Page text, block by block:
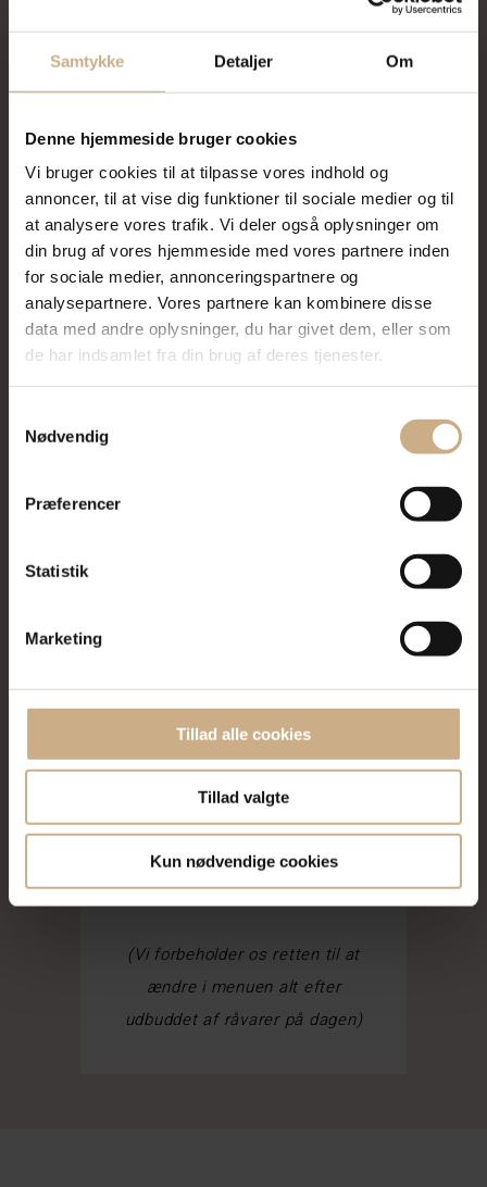
Samtykke Detaljer Om
Denne hjemmeside bruger cookies
Vi bruger cookies til at tilpasse vores indhold og
annoncer, til at vise dig funktioner til sociale medier og til
at analysere vores trafik. Vi deler også oplysninger om
din brug af vores hjemmeside med vores partnere inden
for sociale medier, annonceringspartnere og
analysepartnere. Vores partnere kan kombinere disse
data med andre oplysninger, du har givet dem, eller som
de har indsamlet fra din brug af deres tjenester.
Nødvendig
Præferencer
Statistik
Marketing
Tillad alle cookies
Tillad valgte
Kun nødvendige cookies
mascarponecreme,
hertil råsyltede blommer,
Sammensæt din egen menu
fra menukortet ovenfor
Glas vine fra 150,-
3 retter 695,-
*
“Legendarisk” vinmenu
2995,-
*
(Vi forbeholder os retten til at
ændre i menuen alt efter
udbuddet af råvarer på dagen)